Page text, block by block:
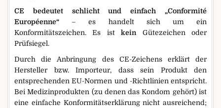
CE bedeutet schlicht und einfach „Conformité
Européenne“ – es handelt sich um ein
Konformitätszeichen. Es istkein Gütezeichen oder
Prüfsiegel.
Durch die Anbringung des CE-Zeichens erklärt der
Hersteller bzw. Importeur, dass sein Produkt den
entsprechenden EU-Normen und -Richtlinien entspricht.
Bei Medizinprodukten (zu denen das Kondom gehört) ist
eine einfache Konformitätserklärung nicht ausreichend;